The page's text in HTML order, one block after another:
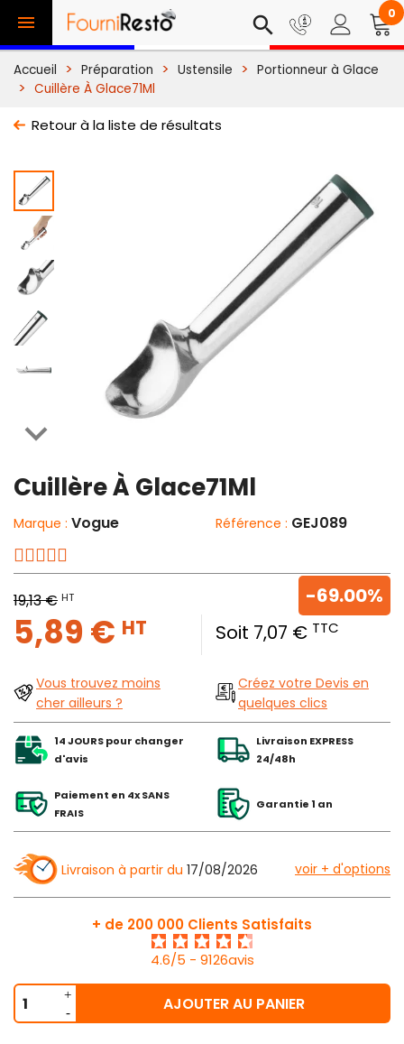
 search 0
Accueil Préparation Ustensile
Portionneur à Glace
Cuillère À Glace71Ml
Retour à la liste de résultats

Cuillère À Glace71Ml
Marque : Vogue Référence : GEJ089
19,13 € HT
5,89 € HT Soit 7,07 € TTC
-69.00%
Vous trouvez moins
cher ailleurs ?
Créez votre Devis en
quelques clics
14 JOURS pour changer
d'avis
Livraison EXPRESS
24/48h
Paiement en 4x SANS
FRAIS
Garantie 1 an
Livraison à partir du 17/08/2026 voir + d'options
+ de 200 000 Clients Satisfaits
4.6/5 - 9126avis
AJOUTER AU PANIER